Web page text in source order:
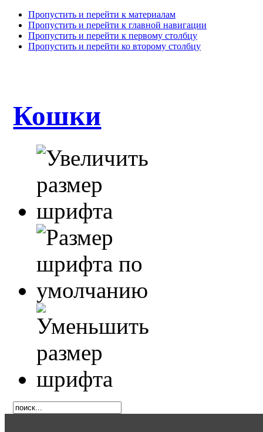
Пропустить и перейти к материалам
Пропустить и перейти к главной навигации
Пропустить и перейти к первому столбцу
Пропустить и перейти ко второму столбцу
Кошки